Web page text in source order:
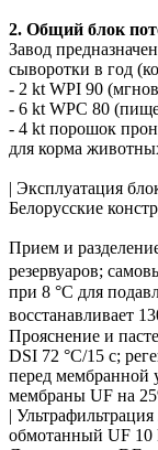
2. Общий блок
Завод
сыворотки в год
- 2 kt WPI 90
- 6 kt WPC 80
- 4 kt порошок
для корма
| Эксплуатация
Белорусские
Прием и
резервуаров;
при 8 °C для
восстанавливает
Прояснение и
DSI 72 °C/15 с;
перед мембранной
мембраны UF на
|
обмотанный UF 10